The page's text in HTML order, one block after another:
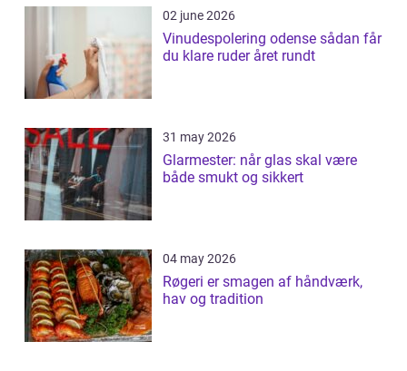
02 june 2026
Vinudespolering odense sådan får
du klare ruder året rundt
31 may 2026
Glarmester: når glas skal være
både smukt og sikkert
04 may 2026
Røgeri er smagen af håndværk,
hav og tradition